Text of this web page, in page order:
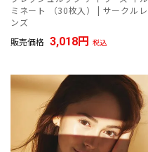
ミネート （30枚入） | サークルレ
ンズ
販売価格 3,018 税込